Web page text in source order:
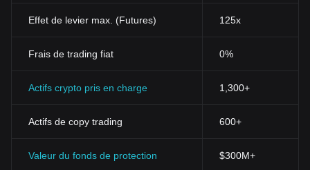
Effet de levier max. (Futures) 125x
Frais de trading fiat 0%
Actifs crypto pris en charge 1,300+
Actifs de copy trading 600+
Valeur du fonds de protection $300M+